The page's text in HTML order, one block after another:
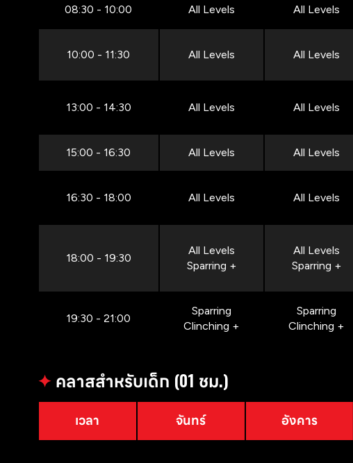
08:30 - 10:00 All Levels All Levels
10:00 - 11:30 All Levels All Levels
13:00 - 14:30 All Levels All Levels
15:00 - 16:30 All Levels All Levels
16:30 - 18:00 All Levels All Levels
18:00 - 19:30
All Levels
Sparring +
All Levels
Sparring +
19:30 - 21:00
Sparring
Clinching +
Sparring
Clinching +
✦คลาสสำหรับเด็ก (01 ชม.)
เวลา จันทร์ อังคาร